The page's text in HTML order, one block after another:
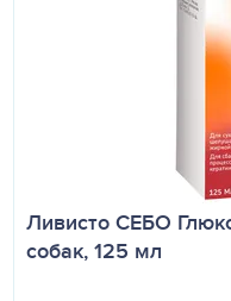
Ливисто СЕБО
собак, 125 мл